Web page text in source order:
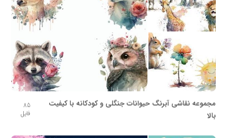
مجموعه نقاشی آبرنگ حیوانات جنگلی و کودکانه با کیفیت
بالا
85
فایل